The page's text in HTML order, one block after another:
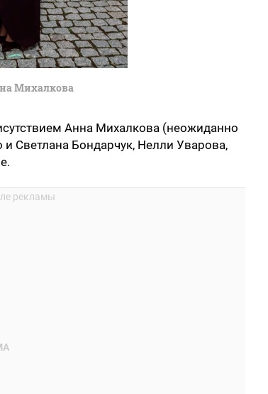
Михалкова
Анна Михалкова (неожиданно
Светлана Бондарчук, Нелли Уварова,